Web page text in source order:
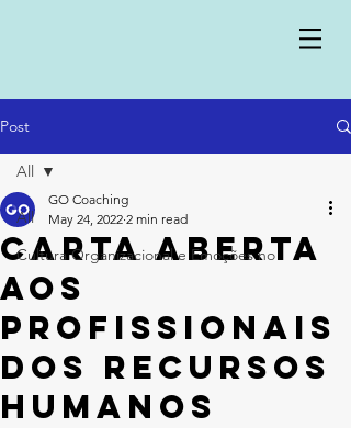
Post
All
Cultura Organizacional e Emoções no
All
Carta aberta
aos
profissionais
dos Recursos
Humanos
GO Coaching
May 24, 2022 2 min read